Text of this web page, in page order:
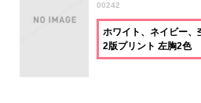
00242
ホワイト、ネイビー
2版プリント 左胸2色